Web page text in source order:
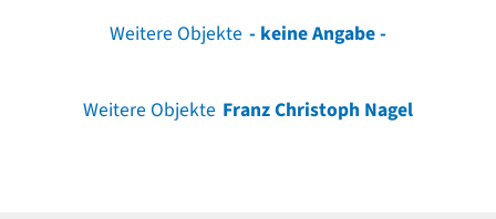
Weitere Objekte - keine Angabe -
Weitere Objekte Franz Christoph Nagel